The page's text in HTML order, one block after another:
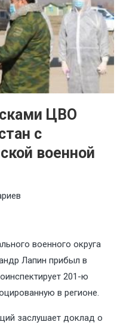
ЦВО
с
военной
военного округа
Лапин прибыл в
201-ю
в регионе.
заслушает доклад о